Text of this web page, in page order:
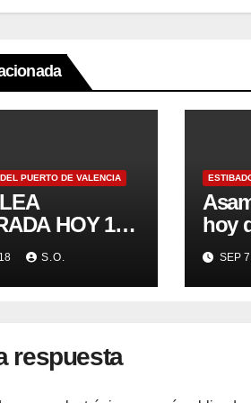
PUERTO DE VALENCIA
HOY 13
2018
S.O.
hoy
2018
SEP
respuesta